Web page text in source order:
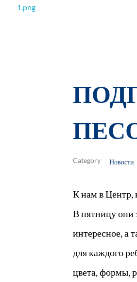
Новости
К нам в Центр,
В пятницу они
интересное, а
для каждого
цвета, формы,